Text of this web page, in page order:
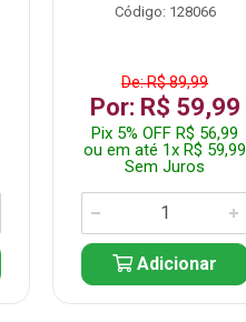
Código: 128066
De: R$ 89,99
Por: R$ 59,99
Pix 5% OFF R$ 56,99
ou em até 1x R$ 59,99
Sem Juros
Adicionar